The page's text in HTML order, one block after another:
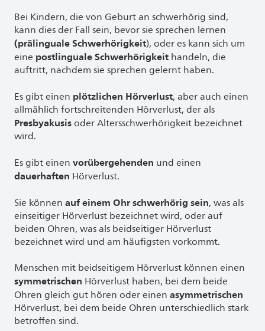
Bei Kindern, die von Geburt an schwerhörig sind,
kann dies der Fall sein, bevor sie sprechen lernen
(prälinguale Schwerhörigkeit), oder es kann sich um
eine postlinguale Schwerhörigkeithandeln, die
auftritt, nachdem sie sprechen gelernt haben.
Es gibt einen plötzlichen Hörverlust, aber auch einen
allmählich fortschreitenden Hörverlust, der als
Presbyakusisoder Altersschwerhörigkeit bezeichnet
wird.
Es gibt einenvorübergehenden und einen
dauerhaften Hörverlust.
Sie könnenauf einem Ohr schwerhörig sein, was als
einseitiger Hörverlust bezeichnet wird, oder auf
beiden Ohren, was als beidseitiger Hörverlust
bezeichnet wird und am häufigsten vorkommt.
Menschen mit beidseitigem Hörverlust können einen
symmetrischen Hörverlust haben, bei dem beide
Ohren gleich gut hören oder einenasymmetrischen
Hörverlust, bei dem beide Ohren unterschiedlich stark
betroffen sind.